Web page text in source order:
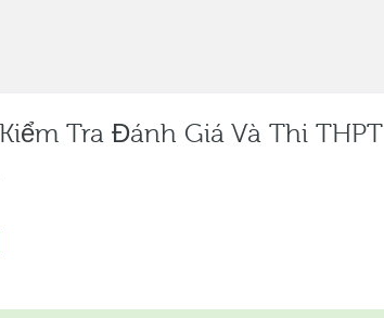
Tra Đánh Giá Và Thi THPT